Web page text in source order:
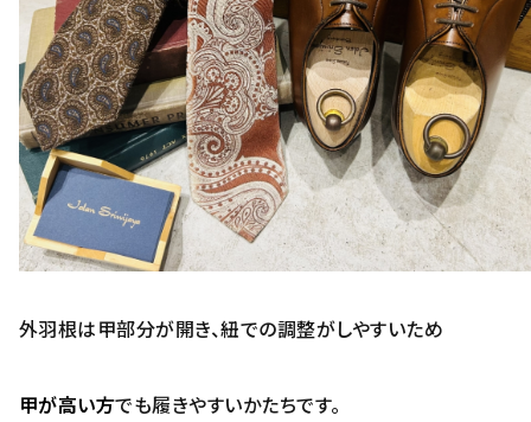
外羽根は甲部分が開き、紐での調整がしやすいため
甲が高い方でも履きやすいかたちです。